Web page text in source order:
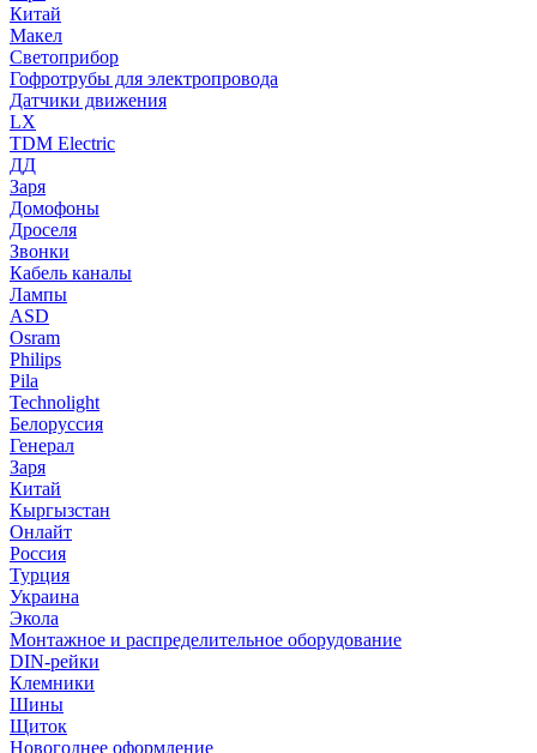
Китай
Макел
Светоприбор
Гофротрубы для электропровода
Датчики движения
LX
TDM Electric
ДД
Заря
Домофоны
Дроселя
Звонки
Кабель каналы
Лампы
ASD
Osram
Philips
Pila
Technolight
Белоруссия
Генерал
Заря
Китай
Кыргызстан
Онлайт
Россия
Турция
Украина
Экола
Монтажное и распределительное оборудование
DIN-рейки
Клемники
Шины
Щиток
Новогоднее оформление